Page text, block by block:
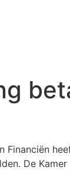
Financiën
De